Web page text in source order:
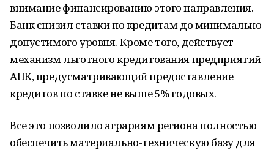
внимание финансированию этого направления.
Банк снизил ставки по кредитам до минимально
допустимого уровня. Кроме того, действует
механизм льготного кредитования предприятий
АПК, предусматривающий предоставление
кредитов по ставке не выше 5% годовых.
Все это позволило аграриям региона полностью
обеспечить материально-техническую базу для